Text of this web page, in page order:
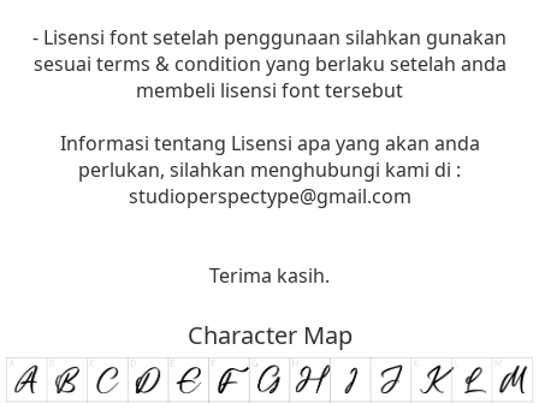
- Lisensi font setelah penggunaan silahkan gunakan
sesuai terms & condition yang berlaku setelah anda
membeli lisensi font tersebut
Informasi tentang Lisensi apa yang akan anda
perlukan, silahkan menghubungi kami di :
studioperspectype@gmail.com
Terima kasih.
Character Map